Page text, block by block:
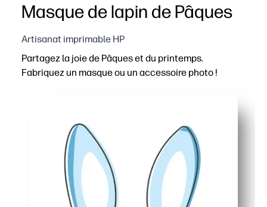
Masque de lapin de Pâques
Artisanat imprimable HP
Partagez la joie de Pâques et du printemps.
Fabriquez un masque ou un accessoire photo !
Utilisez-le comme masque portable ou accessoire de
Dimensionné pour une impression facile sur du
Stimule le jeu imaginatif et la joie saisonnière, parfait